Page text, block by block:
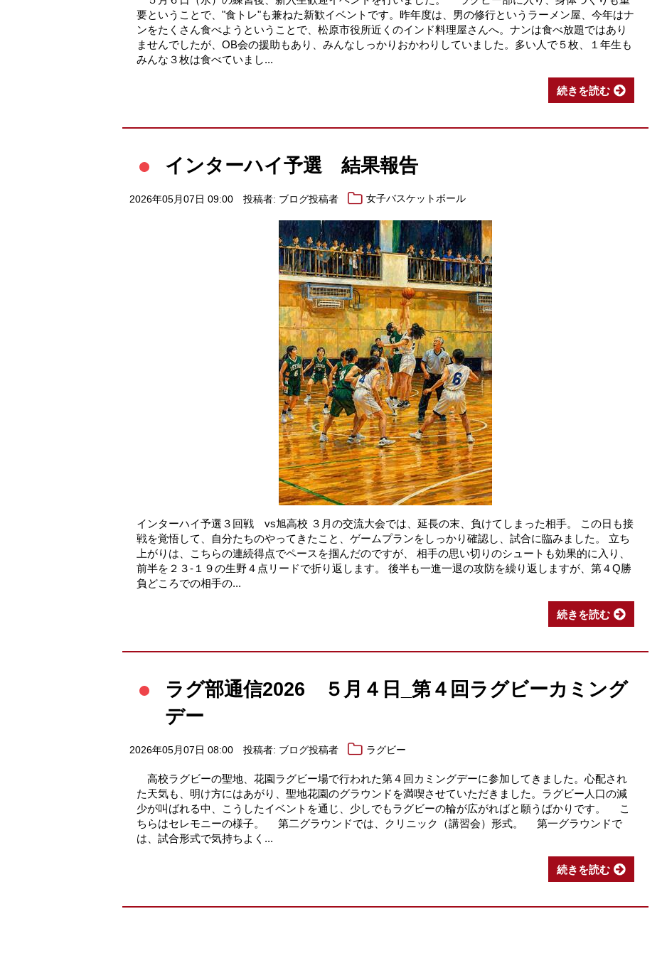
要ということで、"食トレ"も兼ねた新歓イベントです。昨年度は、男の修行というラーメン屋、今年はナ
ンをたくさん食べようということで、松原市役所近くのインド料理屋さんへ。ナンは食べ放題ではあり
ませんでしたが、OB会の援助もあり、みんなしっかりおかわりしていました。多い人で５枚、１年生も
みんな３枚は食べていまし...
続きを読む
インターハイ予選 結果報告
2026年05月07日 09:00 投稿者: ブログ投稿者 女子バスケットボール
インターハイ予選３回戦 vs旭高校 ３月の交流大会では、延長の末、負けてしまった相手。 この日も接
戦を覚悟して、自分たちのやってきたこと、ゲームプランをしっかり確認し、試合に臨みました。 立ち
上がりは、こちらの連続得点でペースを掴んだのですが、 相手の思い切りのシュートも効果的に入り、
前半を２３-１９の生野４点リードで折り返します。 後半も一進一退の攻防を繰り返しますが、第４Q勝
負どころでの相手の...
続きを読む
ラグ部通信2026 ５月４日_第４回ラグビーカミング
デー
2026年05月07日 08:00 投稿者: ブログ投稿者 ラグビー
高校ラグビーの聖地、花園ラグビー場で行われた第４回カミングデーに参加してきました。心配され
た天気も、明け方にはあがり、聖地花園のグラウンドを満喫させていただきました。ラグビー人口の減
少が叫ばれる中、こうしたイベントを通じ、少しでもラグビーの輪が広がればと願うばかりです。 こ
ちらはセレモニーの様子。 第二グラウンドでは、クリニック（講習会）形式。 第一グラウンドで
は、試合形式で気持ちよく...
続きを読む